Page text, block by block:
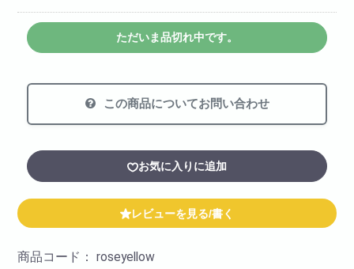
ただいま品切れ中です。
この商品についてお問い合わせ
お気に入りに追加
レビューを見る/書く
商品コード：roseyellow